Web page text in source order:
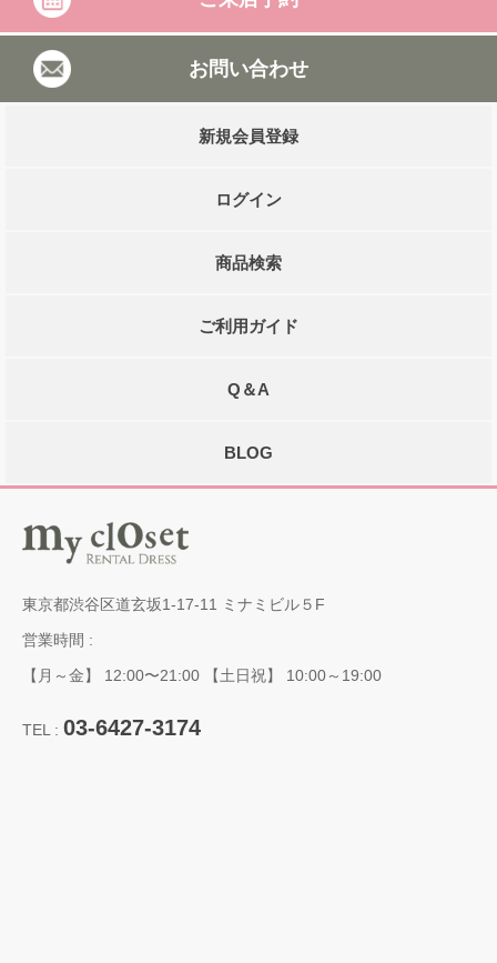
お問い合わせ
新規会員登録
ログイン
商品検索
ご利用ガイド
Q＆A
BLOG
東京都渋谷区道玄坂1-17-11 ミナミビル５F
営業時間 :
【月～金】 12:00〜21:00 【土日祝】 10:00～19:00
TEL : 03-6427-3174